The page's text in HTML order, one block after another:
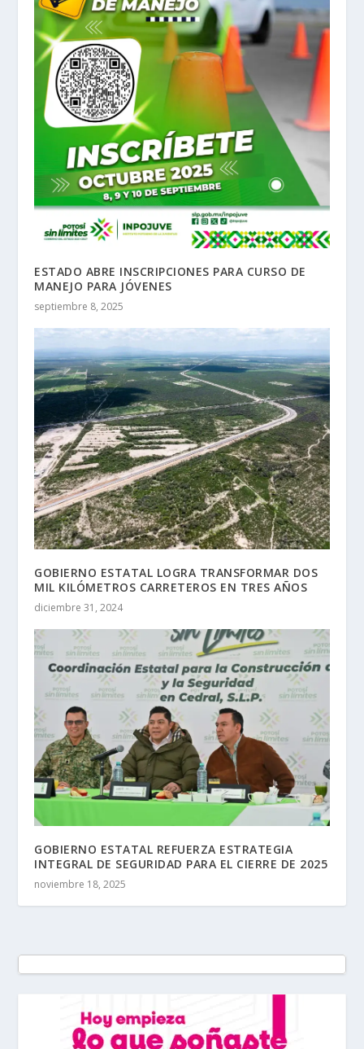
ESTADO ABRE INSCRIPCIONES PARA CURSO DE
MANEJO PARA JÓVENES
septiembre 8, 2025
GOBIERNO ESTATAL LOGRA TRANSFORMAR DOS
MIL KILÓMETROS CARRETEROS EN TRES AÑOS
diciembre 31, 2024
GOBIERNO ESTATAL REFUERZA ESTRATEGIA
INTEGRAL DE SEGURIDAD PARA EL CIERRE DE 2025
noviembre 18, 2025